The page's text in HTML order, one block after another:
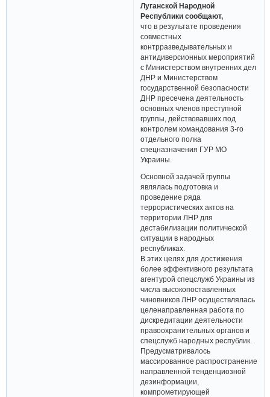
Луганской Народной
Республики сообщают,
что в результате проведения
совместных
контрразведывательных и
антидиверсионных мероприятий
с Министерством внутренних дел
ДНР и Министерством
государственной безопасности
ДНР пресечена деятельность
основных членов преступной
группы, действовавших под
контролем командования 3-го
отдельного полка
спецназначения ГУР МО
Украины.
Основной задачей группы
являлась подготовка и
проведение ряда
террористических актов на
территории ЛНР для
дестабилизации политической
ситуации в народных
республиках.
В этих целях для достижения
более эффективного результата
агентурой спецслужб Украины из
числа высокопоставленных
чиновников ЛНР осуществлялась
целенаправленная работа по
дискредитации деятельности
правоохранительных органов и
спецслужб народных республик.
Предусматривалось
массированное распространение
направленной тенденциозной
дезинформации,
компрометирующей